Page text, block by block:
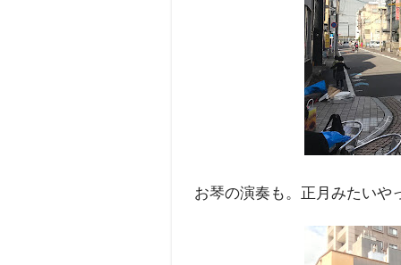
お琴の演奏も。正月みたいや